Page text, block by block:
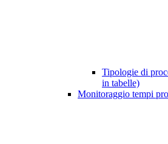
Tipologie di
in tabelle)
Monitoraggio tempi